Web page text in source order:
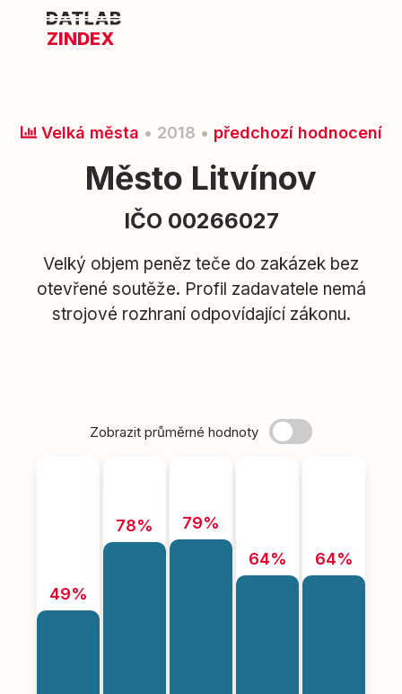
ZINDEX
Velká města • 2018 • předchozí hodnocení
Město Litvínov
IČO 00266027
Velký objem peněz teče do zakázek bez
otevřené soutěže. Profil zadavatele nemá
strojové rozhraní odpovídající zákonu.
Zobrazit průměrné hodnoty
49%
78% 79%
64% 64%